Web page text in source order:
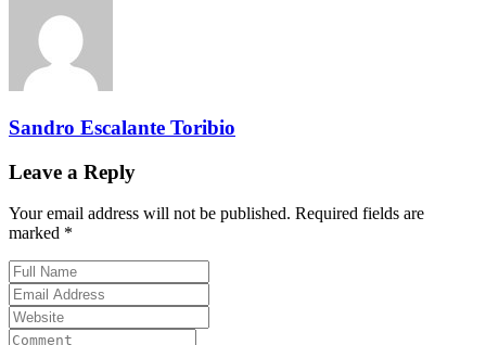
Sandro Escalante Toribio
Leave a Reply
Your email address will not be published. Required fields are
marked *